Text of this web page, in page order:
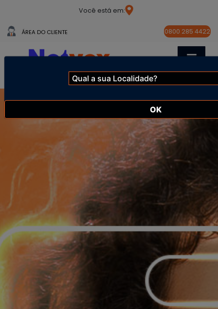
Você está em:
ÁREA DO CLIENTE 0800 285 4422
OK